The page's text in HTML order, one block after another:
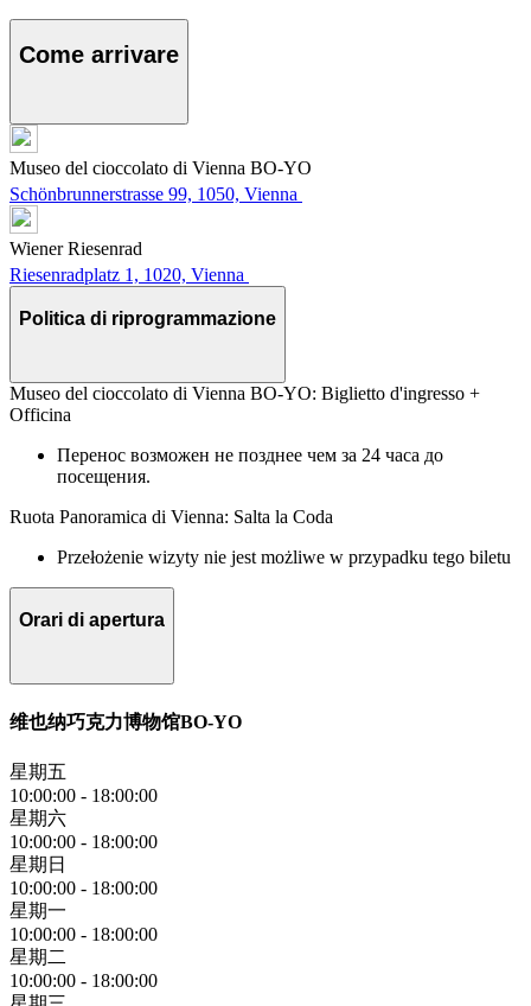
Come arrivare
Museo del cioccolato di Vienna BO-YO
Schönbrunnerstrasse 99, 1050, Vienna
Wiener Riesenrad
Riesenradplatz 1, 1020, Vienna
Politica di riprogrammazione
Museo del cioccolato di Vienna BO-YO: Biglietto d'ingresso +
Officina
Перенос возможен не позднее чем за 24 часа до
посещения.
Ruota Panoramica di Vienna: Salta la Coda
Przełożenie wizyty nie jest możliwe w przypadku tego biletu
Orari di apertura
维也纳巧克力博物馆BO-YO
星期五
10:00:00 - 18:00:00
星期六
10:00:00 - 18:00:00
星期日
10:00:00 - 18:00:00
星期一
10:00:00 - 18:00:00
星期二
10:00:00 - 18:00:00